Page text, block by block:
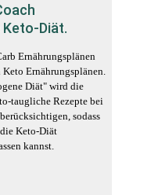
Diät.
Ernährungsplänen
Ernährungsplänen.
Diät" wird die
taugliche Rezepte bei
sodass
Keto-Diät
kannst.